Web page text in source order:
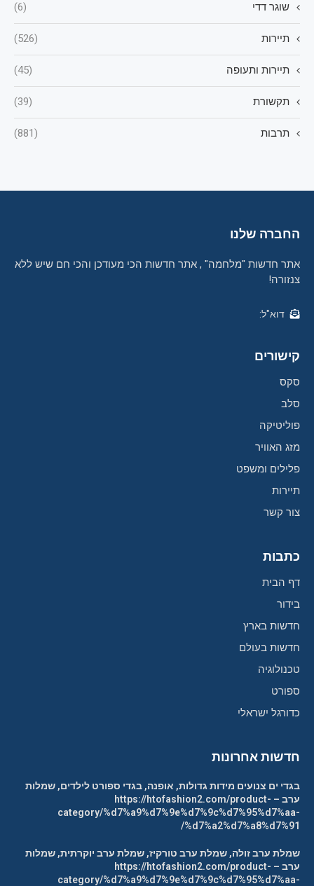
שוגר דדי (6)
תיירות (526)
תיירות ותעופה (45)
תקשורת (39)
תרבות (881)
החברה שלנו
אתר חדשות "מלחמה" , אתר חדשות הכי מעודכן והכי חם שיש ללא
צנזורה!
דוא"ל:
קישורים
סקס
סלב
פוליטיקה
מזג האוויר
פלילים ומשפט
תיירות
צור קשר
כתבות
דף הבית
בידור
חדשות בארץ
חדשות בעולם
טכנולוגיה
ספורט
כדורגל ישראלי
חדשות אחרונות
בגדי ים צנועים מידות גדולות, אופנה, בגדי ספורט לילדים, שמלות
ערב – https://htofashion2.com/product-
category/%d7%a9%d7%9e%d7%9c%d7%95%d7%aa-
%d7%a2%d7%a8%d7%91/
שמלת ערב זולה, שמלת ערב טורקיז, שמלת ערב יוקרתית, שמלות
ערב – https://htofashion2.com/product-
category/%d7%a9%d7%9e%d7%9c%d7%95%d7%aa-